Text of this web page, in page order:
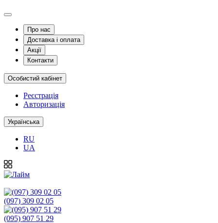
Про нас
Доставка і оплата
Акції
Контакти
Особистий кабінет
Реєстрація
Авторизація
Українська
RU
UA
(097) 309 02 05
(095) 907 51 29